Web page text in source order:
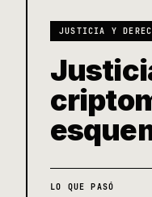
JUSTICIA Y
LO QUE PASÓ